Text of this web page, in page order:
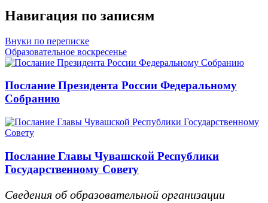
Навигация по записям
Внуки по переписке
Образовательное воскресенье
Послание Президента России Федеральному
Собранию
Послание Главы Чувашской Республики
Государственному Совету
Сведения об образовательной организации